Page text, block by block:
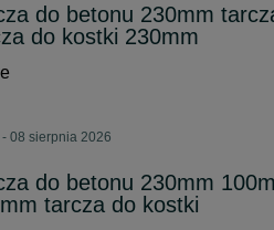
do betonu 230mm
do kostki 230mm
- 08 sierpnia 2026
do betonu 230mm
tarcza do kostki